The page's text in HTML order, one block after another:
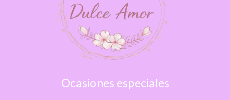
Ocasiones especiales